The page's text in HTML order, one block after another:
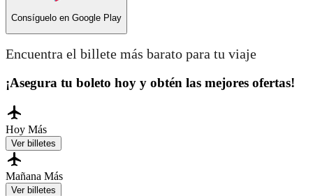
Consíguelo en Google Play
Encuentra el billete más barato para tu viaje
¡Asegura tu boleto hoy y obtén las mejores ofertas!
Hoy Más
Ver billetes
Mañana Más
Ver billetes